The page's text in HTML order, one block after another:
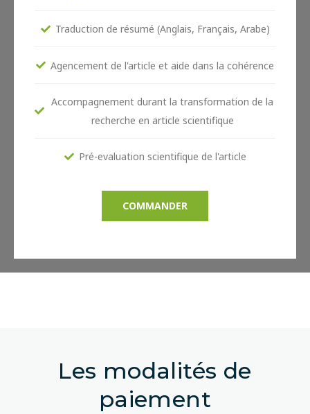
Traduction de résumé (Anglais, Français, Arabe)
Agencement de l'article et aide dans la cohérence
Accompagnement durant la transformation de la
recherche en article scientifique
Pré-evaluation scientifique de l'article
COMMANDER
Les modalités de
paiement